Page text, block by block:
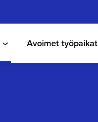
Avoimet työpaikat